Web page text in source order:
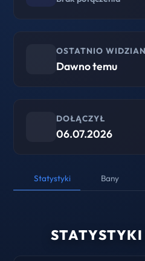
OSTATNIO
Dawno temu
DOŁĄCZYŁ
06.07.2026
Statystyki Bany